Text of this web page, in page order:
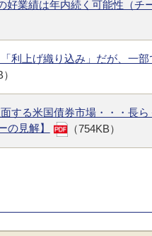
好業績は年内続く可能性（チ
利上げ織り込み」だが、一
する米国債券市場・・・長
見解】
（754KB）